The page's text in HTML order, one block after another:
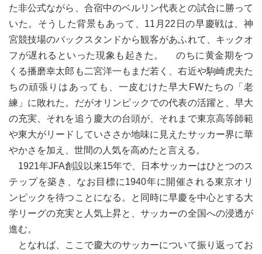
た非公式ながら、合宿中のベルリン代表との試合に勝って
いた。そうした背景もあって、11月22日の早慶戦は、神
宮競技場のバックスタンドから観客があふれて、キックオ
フが遅れるといった現象も起きた。 のちに黄金期をつ
くる播磨幸太郎も二宮洋一もまだ若く、右近や駒崎虎夫た
ちの頑張りはあっても、一皮むけた早大FWたちの「老
練」に敗れた。だがオリンピックでの代表の活躍と、早大
の充実、それを追う慶大の台頭が、それまで東京高等師範
や東大がリードしていささか地味に見えたサッカー界に華
やかさを加え、世間の人気を高めたと言える。
1921年JFA創設以来15年で、日本サッカーはひとつのス
テップを築き、なお目標に1940年に開催される東京オリ
ンピックを待つことになる。と同時に早慶を中心とする大
学リーグの充実と人気上昇と、サッカーの全国への浸透が
進む。
となれば、ここで慶大のサッカーについて振り返ってお